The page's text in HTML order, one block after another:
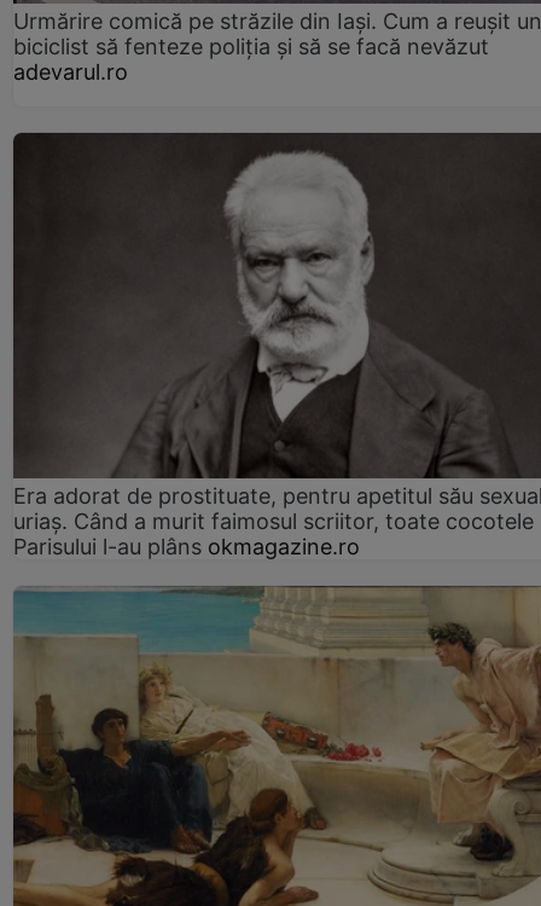
Urmărire comică pe străzile din Iași. Cum a reușit un
biciclist să fenteze poliția și să se facă nevăzut
adevarul.ro
Era adorat de prostituate, pentru apetitul său
uriaș. Când a murit faimosul scriitor, toate cocotele
Parisului l-au plâns okmagazine.ro